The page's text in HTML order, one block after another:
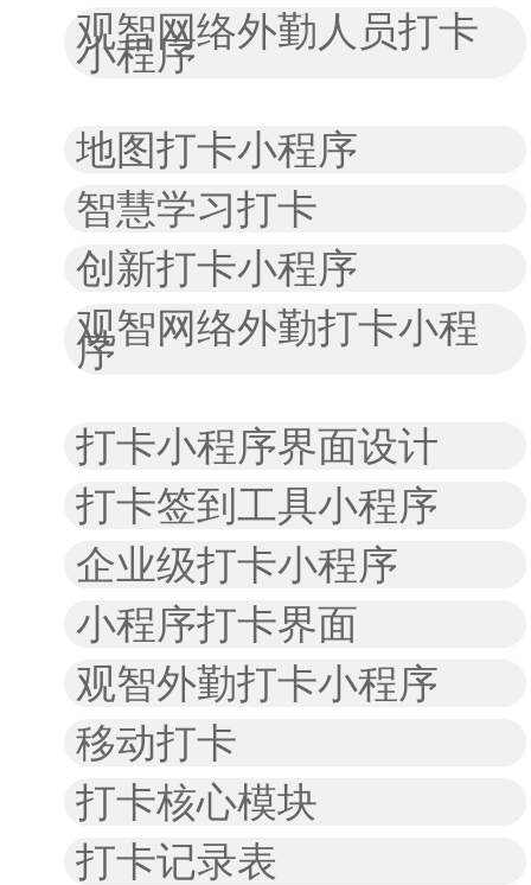
观智网络外勤人员打卡
小程序
地图打卡小程序
智慧学习打卡
创新打卡小程序
观智网络外勤打卡小程
序
打卡小程序界面设计
打卡签到工具小程序
企业级打卡小程序
小程序打卡界面
观智外勤打卡小程序
移动打卡
打卡核心模块
打卡记录表